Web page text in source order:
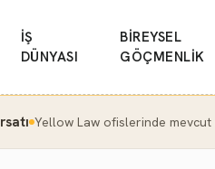
İŞ
DÜNYASI
BİREYSEL
GÖÇMENLİK
Yellow Law ofislerinde mevcut